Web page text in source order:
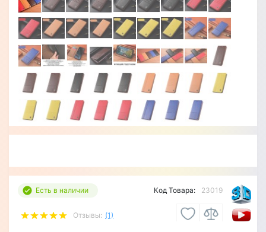
Есть в наличии
Отзывы: (1)
Код Товара: 23019